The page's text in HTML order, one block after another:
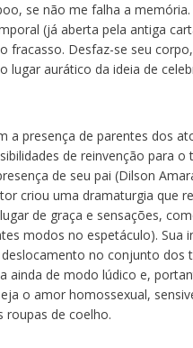
se não me falha a
(já aberta pela antiga
Desfaz-se seu
aurático da ideia de
presença de parentes dos
de reinvenção para
de seu pai (Dilson
criou uma dramaturgia que
de graça e sensações,
modos no espetáculo). Sua
no conjunto dos
ainda de modo lúdico e,
o amor homossexual,
roupas de coelho.